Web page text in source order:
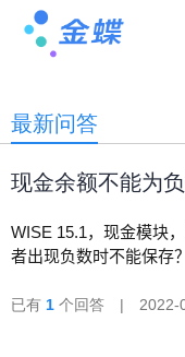
最新问答
现金余额不能为
WISE 15.1，现金模块
者出现负数时不能保存？
已有 1 个回答 | 2022-